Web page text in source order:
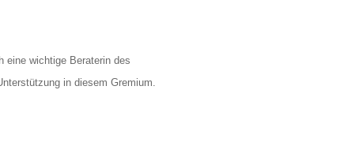
eine wichtige Beraterin des
in diesem Gremium.